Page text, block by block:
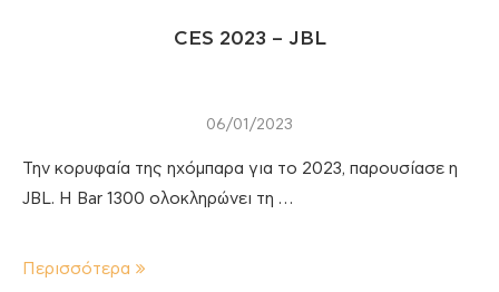
CES 2023 – JBL
06/01/2023
Την κορυφαία της ηχόμπαρα για το 2023, παρουσίασε η
JBL. Η Bar 1300 ολοκληρώνει τη …
Περισσότερα